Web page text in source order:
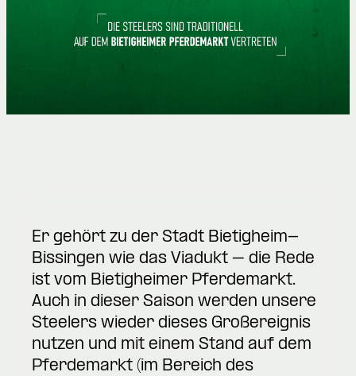
Er gehört zu der Stadt Bietigheim-
Bissingen wie das Viadukt – die Rede
ist vom Bietigheimer Pferdemarkt.
Auch in dieser Saison werden unsere
Steelers wieder dieses Großereignis
nutzen und mit einem Stand auf dem
Pferdemarkt (im Bereich des